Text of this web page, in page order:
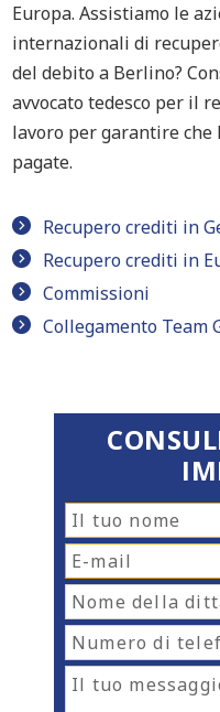
Europa. Assistiamo le
internazionali di
del debito a Berlino?
avvocato tedesco per il
lavoro per garantire che
pagate.
Recupero crediti in
Recupero crediti in
Commissioni
Collegamento Team